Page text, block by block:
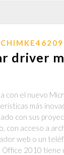
driver
con el nuevo
más
con sus
con acceso a
web o un
2010 tiene